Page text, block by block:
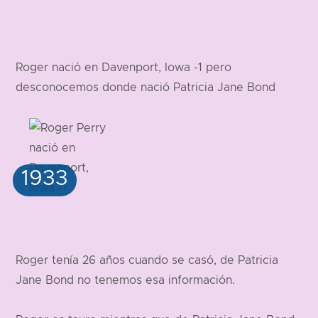
Roger nació en Davenport, Iowa -1 pero
desconocemos donde nació Patricia Jane Bond
Roger tenía 26 años cuando se casó, de Patricia
Jane Bond no tenemos esa información.